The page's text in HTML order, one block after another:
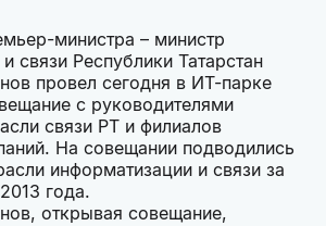
министра – министр
связи Республики Татарстан
провел сегодня в ИТ-парке
с руководителями
связи РТ и филиалов
На совещании подводились
информатизации и связи за
года.
открывая совещание,